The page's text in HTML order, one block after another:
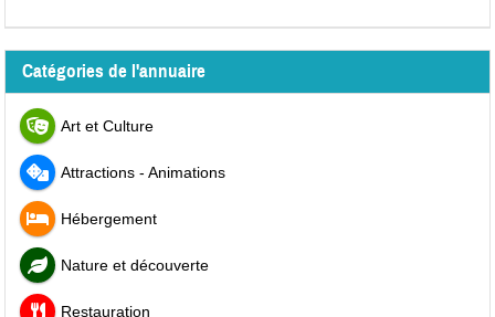
Catégories de l'annuaire
Art et Culture
Attractions - Animations
Hébergement
Nature et découverte
Restauration